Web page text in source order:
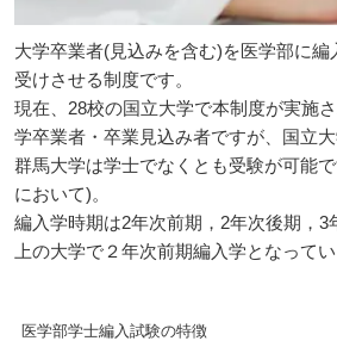
大学卒業者(見込みを含む)を医学部に編
受けさせる制度です。
現在、28校の国立大学で本制度が実施
学卒業者・卒業見込み者ですが、国立
群馬大学は学士でなくとも受験が可能
において)。
編入学時期は2年次前期，2年次後期，3
上の大学で２年次前期編入学となってい
医学部学士編入試験の特徴